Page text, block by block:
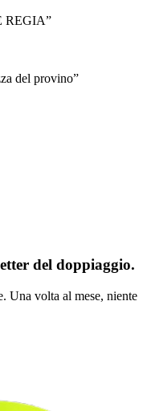
REGIA”
del provino”
del doppiaggio.
Una volta al mese, niente